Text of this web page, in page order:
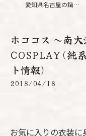
愛知県名古屋の鍋なら純系名古屋コーチン 酔人
ホココス ～南
COSPLAY(純
ト情報)
2018/04/18
お気に入りの衣装